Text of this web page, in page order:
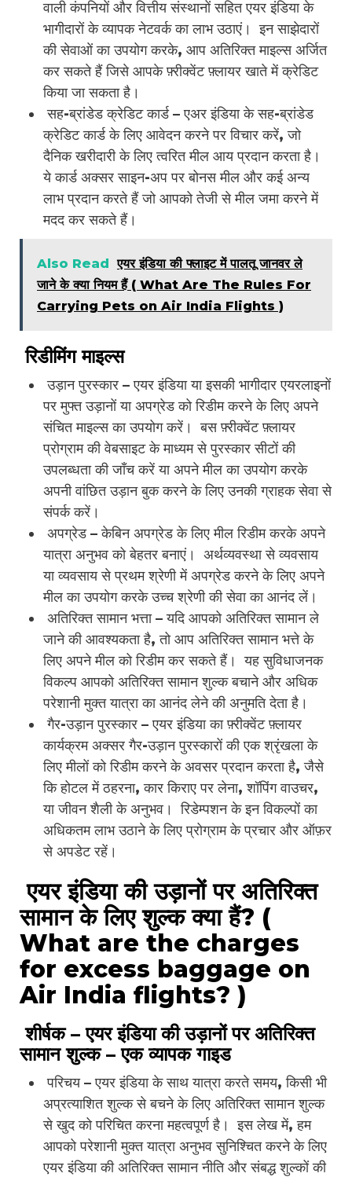
वाली कंपनियों और वित्तीय संस्थानों सहित एयर इंडिया के
भागीदारों के व्यापक नेटवर्क का लाभ उठाएं। इन साझेदारों
की सेवाओं का उपयोग करके, आप अतिरिक्त माइल्स अर्जित
कर सकते हैं जिसे आपके फ़्रीक्वेंट फ़्लायर खाते में क्रेडिट
किया जा सकता है।
सह-ब्रांडेड क्रेडिट कार्ड – एअर इंडिया के सह-ब्रांडेड
क्रेडिट कार्ड के लिए आवेदन करने पर विचार करें, जो
दैनिक खरीदारी के लिए त्वरित मील आय प्रदान करता है।
ये कार्ड अक्सर साइन-अप पर बोनस मील और कई अन्य
लाभ प्रदान करते हैं जो आपको तेजी से मील जमा करने में
मदद कर सकते हैं।
Also Read एयर इंडिया की फ्लाइट में पालतू जानवर ले
जाने के क्या नियम हैं ( What Are The Rules For
Carrying Pets on Air India Flights )
रिडीमिंग माइल्स
उड़ान पुरस्कार – एयर इंडिया या इसकी भागीदार एयरलाइनों
पर मुफ्त उड़ानों या अपग्रेड को रिडीम करने के लिए अपने
संचित माइल्स का उपयोग करें। बस फ़्रीक्वेंट फ़्लायर
प्रोग्राम की वेबसाइट के माध्यम से पुरस्कार सीटों की
उपलब्धता की जाँच करें या अपने मील का उपयोग करके
अपनी वांछित उड़ान बुक करने के लिए उनकी ग्राहक सेवा से
संपर्क करें।
अपग्रेड – केबिन अपग्रेड के लिए मील रिडीम करके अपने
यात्रा अनुभव को बेहतर बनाएं। अर्थव्यवस्था से व्यवसाय
या व्यवसाय से प्रथम श्रेणी में अपग्रेड करने के लिए अपने
मील का उपयोग करके उच्च श्रेणी की सेवा का आनंद लें।
अतिरिक्त सामान भत्ता – यदि आपको अतिरिक्त सामान ले
जाने की आवश्यकता है, तो आप अतिरिक्त सामान भत्ते के
लिए अपने मील को रिडीम कर सकते हैं। यह सुविधाजनक
विकल्प आपको अतिरिक्त सामान शुल्क बचाने और अधिक
परेशानी मुक्त यात्रा का आनंद लेने की अनुमति देता है।
गैर-उड़ान पुरस्कार – एयर इंडिया का फ़्रीक्वेंट फ़्लायर
कार्यक्रम अक्सर गैर-उड़ान पुरस्कारों की एक श्रृंखला के
लिए मीलों को रिडीम करने के अवसर प्रदान करता है, जैसे
कि होटल में ठहरना, कार किराए पर लेना, शॉपिंग वाउचर,
या जीवन शैली के अनुभव। रिडेम्पशन के इन विकल्पों का
अधिकतम लाभ उठाने के लिए प्रोग्राम के प्रचार और ऑफ़र
से अपडेट रहें।
एयर इंडिया की उड़ानों पर अतिरिक्त
सामान के लिए शुल्क क्या हैं? (
What are the charges
for excess baggage on
Air India flights? )
शीर्षक – एयर इंडिया की उड़ानों पर अतिरिक्त
सामान शुल्क – एक व्यापक गाइड
परिचय – एयर इंडिया के साथ यात्रा करते समय, किसी भी
अप्रत्याशित शुल्क से बचने के लिए अतिरिक्त सामान शुल्क
से खुद को परिचित करना महत्वपूर्ण है। इस लेख में, हम
आपको परेशानी मुक्त यात्रा अनुभव सुनिश्चित करने के लिए
एयर इंडिया की अतिरिक्त सामान नीति और संबद्ध शुल्कों की